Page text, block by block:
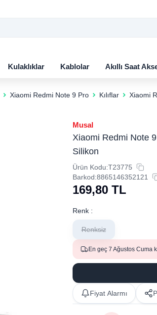
Kulaklıklar Kablolar Akıllı Saat
Xiaomi Redmi Note 9 Pro Kılıflar Xiaomi
Musal
Xiaomi Redmi Note 9
Silikon
Ürün Kodu:T23775
Barkod:8865146352121
169,80 TL
Renk :
Renksiz
En geç 7 Ağustos Cuma
Fiyat Alarmı